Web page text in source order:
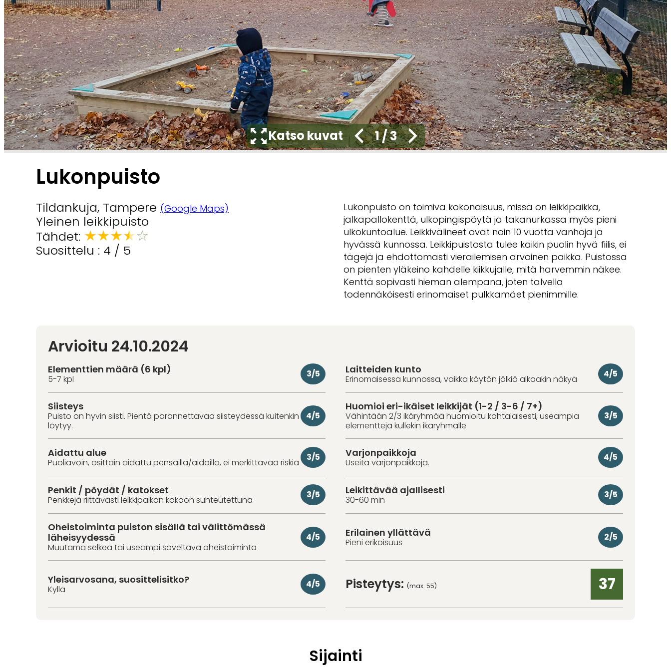
Katso kuvat 1/3
Lukonpuisto
Tildankuja, Tampere (Google Maps)
Yleinen leikkipuisto
Tähdet: ★★★★☆
Suosittelu : 4 / 5
Lukonpuisto on toimiva kokonaisuus, missä on leikkipaikka,
jalkapallokenttä, ulkopingispöytä ja takanurkassa myös pieni
ulkokuntoalue. Leikkivälineet ovat noin 10 vuotta vanhoja ja
hyvässä kunnossa. Leikkipuistosta tulee kaikin puolin hyvä fiilis, ei
tägejä ja ehdottomasti vierailemisen arvoinen paikka. Puistossa
on pienten yläkeino kahdelle kiikkujalle, mitä harvemmin näkee.
Kenttä sopivasti hieman alempana, joten talvella
todennäköisesti erinomaiset pulkkamäet pienimmille.
Arvioitu 24.10.2024
Elementtien määrä (6 kpl)
5-7 kpl 3/5 Laitteiden kunto
Erinomaisessa kunnossa, vaikka käytön jälkiä alkaakin näkyä 4/5
Siisteys
Puisto on hyvin siisti. Pientä parannettavaa siisteydessä kuitenkin
löytyy.
4/5
Huomioi eri-ikäiset leikkijät (1-2 / 3-6 / 7+)
Vähintään 2/3 ikäryhmää huomioitu kohtalaisesti, useampia
elementtejä kullekin ikäryhmälle
3/5
Aidattu alue
Puoliavoin, osittain aidattu pensailla/aidoilla, ei merkittävää riskiä 3/5 Varjonpaikkoja
Useita varjonpaikkoja. 4/5
Penkit / pöydät / katokset
Penkkejä riittävästi leikkipaikan kokoon suhteutettuna 3/5 Leikittävää ajallisesti
30-60 min 3/5
Oheistoiminta puiston sisällä tai välittömässä
läheisyydessä
Muutama selkeä tai useampi soveltava oheistoiminta
4/5 Erilainen yllättävä
Pieni erikoisuus 2/5
Yleisarvosana, suosittelisitko?
Kyllä 4/5 Pisteytys: (max. 55) 37
Sijainti